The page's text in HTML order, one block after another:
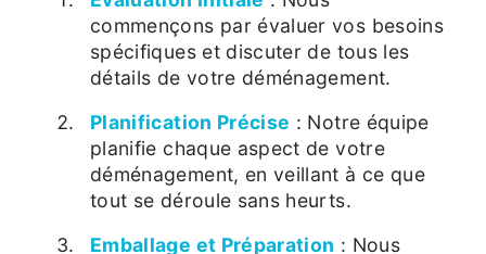
commençons par évaluer vos besoins
spécifiques et discuter de tous les
détails de votre déménagement.
Planification Précise : Notre équipe
planifie chaque aspect de votre
déménagement, en veillant à ce que
tout se déroule sans heurts.
Emballage et Préparation : Nous